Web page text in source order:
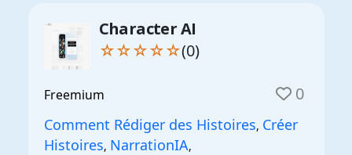
Character AI
☆☆☆☆☆(0)
Freemium 0
Comment Rédiger des Histoires, Créer
Histoires, NarrationIA,